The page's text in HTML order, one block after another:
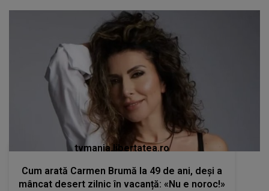
tvmania.libertatea.ro
Cum arată Carmen Brumă la 49 de ani, deși a
mâncat desert zilnic în vacanță: «Nu e noroc!»